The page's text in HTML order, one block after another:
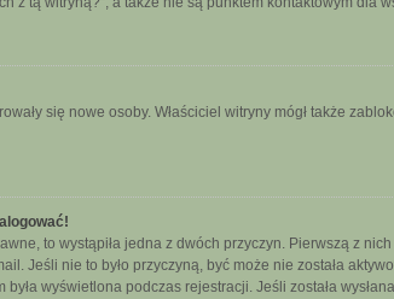
się nowe osoby. Właściciel witryny mógł także
to wystąpiła jedna z dwóch przyczyn. Pierwszą z
Jeśli nie to było przyczyną, być może nie została
wyświetlona podczas rejestracji. Jeśli została